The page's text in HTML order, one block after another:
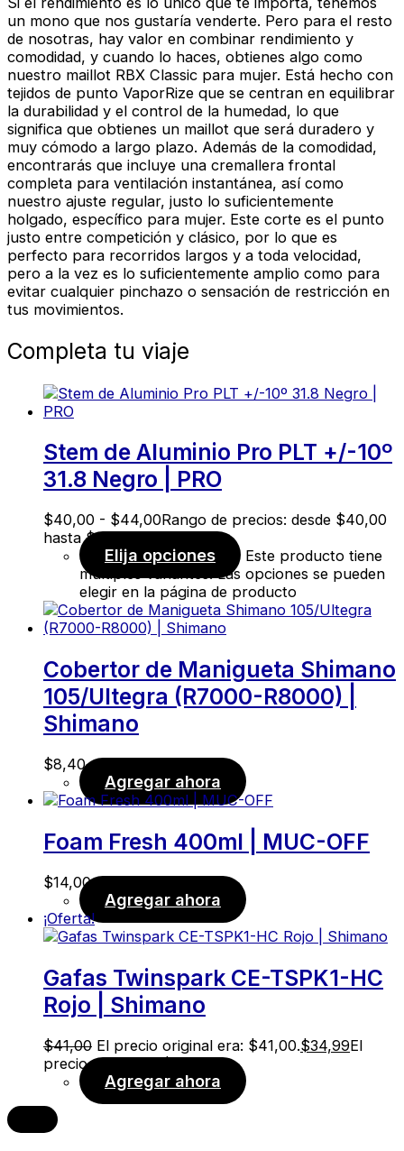
un mono que nos gustaría venderte. Pero para el resto
de nosotras, hay valor en combinar rendimiento y
comodidad, y cuando lo haces, obtienes algo como
nuestro maillot RBX Classic para mujer. Está hecho con
tejidos de punto VaporRize que se centran en equilibrar
la durabilidad y el control de la humedad, lo que
significa que obtienes un maillot que será duradero y
muy cómodo a largo plazo. Además de la comodidad,
encontrarás que incluye una cremallera frontal
completa para ventilación instantánea, así como
nuestro ajuste regular, justo lo suficientemente
holgado, específico para mujer. Este corte es el punto
justo entre competición y clásico, por lo que es
perfecto para recorridos largos y a toda velocidad,
pero a la vez es lo suficientemente amplio como para
evitar cualquier pinchazo o sensación de restricción en
tus movimientos.
Completa tu viaje
Stem de Aluminio Pro PLT +/-10º
31.8 Negro | PRO
$40,00 - $44,00Rango de precios: desde $40,00
hasta $44,00
Elija opciones
Este producto tiene
múltiples variantes. Las opciones se pueden
elegir en la página de producto
Cobertor de Manigueta Shimano
105/Ultegra (R7000-R8000) |
Shimano
$8,40
Agregar ahora
Foam Fresh 400ml | MUC-OFF
$14,00
Agregar ahora
¡Oferta!
Gafas Twinspark CE-TSPK1-HC
Rojo | Shimano
$41,00 El precio original era: $41,00.$34,99El
precio actual es: $34,99.
Agregar ahora